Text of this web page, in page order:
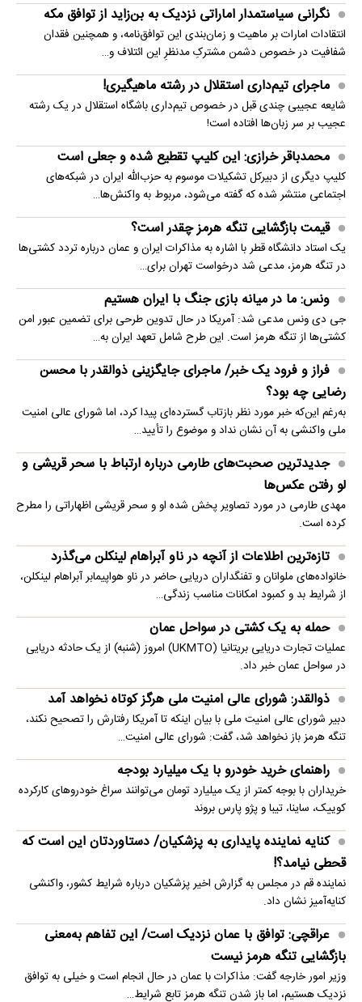
نگرانی سیاستمدار اماراتی نزدیک به بن‌زاید از توافق مکه
انتقادات امارات بر ماهیت و زمان‌بندی این توافق‌نامه، و همچنین فقدان
شفافیت در خصوص دشمن مشترکِ مدنظرِ این ائتلاف و…
ماجرای تیم‌داری استقلال در رشته ماهیگیری!
شایعه عجیبی چندی قبل در خصوص تیم‌داری باشگاه استقلال در یک رشته
عجیب بر سر زبان‌ها افتاده است!
محمدباقر خرازی: این کلیپ تقطیع شده و جعلی است
کلیپ دیگری از دبیرکل تشکیلات موسوم به حزب‌الله ایران در شبکه‌های
اجتماعی منتشر شده که گفته می‌شود، مربوط به واکنش‌ها…
قیمت بازگشایی تنگه هرمز چقدر است؟
یک استاد دانشگاه قطر با اشاره به مذاکرات ایران و عمان درباره تردد کشتی‌ها
در تنگه هرمز، مدعی شد درخواست تهران برای…
ونس: ما در میانه بازی جنگ با ایران هستیم
جی دی ونس مدعی شد: آمریکا در حال تدوین طرحی برای تضمین عبور امن
کشتی‌ها از تنگه هرمز است. این طرح شامل تعهد ایران به…
فراز و فرود یک خبر/ ماجرای جایگزینی ذوالقدر با محسن
رضایی چه بود؟
به‌رغم این‌که خبر مورد نظر بازتاب گسترده‌ای پیدا کرد، اما شورای عالی امنیت
ملی واکنشی به آن نشان نداد و موضوع را تأیید…
جدیدترین صحبت‌های طارمی درباره ارتباط با سحر قریشی و
لو رفتن عکس‌ها
مهدی طارمی در مورد تصاویر پخش شده او و سحر قریشی اظهاراتی را مطرح
کرده است.
تازه‌ترین اطلاعات از آنچه در ناو آبراهام لینکلن می‌گذرد
خانواده‌های ملوانان و تفنگداران دریایی حاضر در ناو هواپیمابر آبراهام لینکلن،
از شرایط بد و کمبود امکانات مناسب زندگی…
حمله به یک کشتی در سواحل عمان
عملیات تجارت دریایی بریتانیا (UKMTO) امروز (شنبه) از یک حادثه دریایی
در سواحل عمان خبر داد.
ذوالقدر: شورای عالی امنیت ملی هرگز کوتاه نخواهد آمد
دبیر شورای عالی امنیت ملی با بیان اینکه تا آمریکا رفتارش را تصحیح نکند،
تنگه هرمز باز نخواهد شد، گفت: شورای عالی امنیت…
راهنمای خرید خودرو با یک میلیارد بودجه
خریداران با بوجه کمتر از یک میلیارد تومان می‌توانند سراغ خودروهای کارکرده
کوییک، ساینا، تیبا و پژو پارس بروند
کنایه نماینده پایداری به پزشکیان/ دستاوردتان این است که
قحطی نیامد؟!
نماینده قم در مجلس به گزارش اخیر پزشکیان درباره شرایط کشور، واکنشی
کنایه‌آمیز نشان داد.
عراقچی: توافق با عمان نزدیک است/ این تفاهم به‌معنی
بازگشایی تنگه هرمز نیست
وزیر امور خارجه گفت: مذاکرات با عمان در حال انجام است و خیلی به توافق
نزدیک هستیم، اما باز شدن تنگه هرمز تابع شرایط…